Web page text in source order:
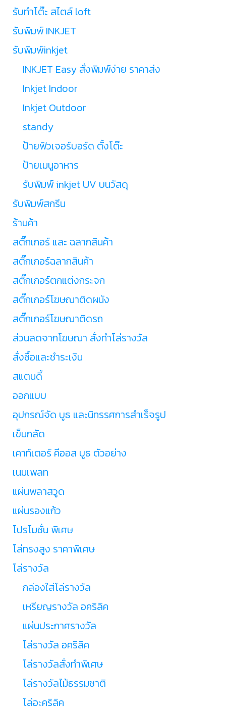
รับทำโต๊ะ สไตล์ loft
รับพิมพ์ INKJET
รับพิมพ์inkjet
INKJET Easy สั่งพิมพ์ง่าย ราคาส่ง
Inkjet Indoor
Inkjet Outdoor
standy
ป้ายฟิวเจอร์บอร์ด ตั้งโต๊ะ
ป้ายเมนูอาหาร
รับพิมพ์ inkjet UV บนวัสดุ
รับพิมพ์สกรีน
ร้านค้า
สติ๊กเกอร์ และ ฉลากสินค้า
สติ๊กเกอร์ฉลากสินค้า
สติ๊กเกอร์ตกแต่งกระจก
สติ๊กเกอร์โฆษณาติดผนัง
สติ๊กเกอร์โฆษณาติดรถ
ส่วนลดจากโฆษณา สั่งทำโล่รางวัล
สั่งซื้อและชำระเงิน
สแตนดี้
ออกแบบ
อุปกรณ์จัด บูธ และนิทรรศการสำเร็จรูป
เข็มกลัด
เคาท์เตอร์ คีออส บูธ ตัวอย่าง
เนมเพลท
แผ่นพลาสวูด
แผ่นรองแก้ว
โปรโมชั่น พิเศษ
โล่ทรงสูง ราคาพิเศษ
โล่รางวัล
กล่องใส่โล่รางวัล
เหรียญรางวัล อคริลิค
แผ่นประกาศรางวัล
โล่รางวัล อคริลิค
โล่รางวัลสั่งทำพิเศษ
โล่รางวัลไม้ธรรมชาติ
โล่อะคริลิค